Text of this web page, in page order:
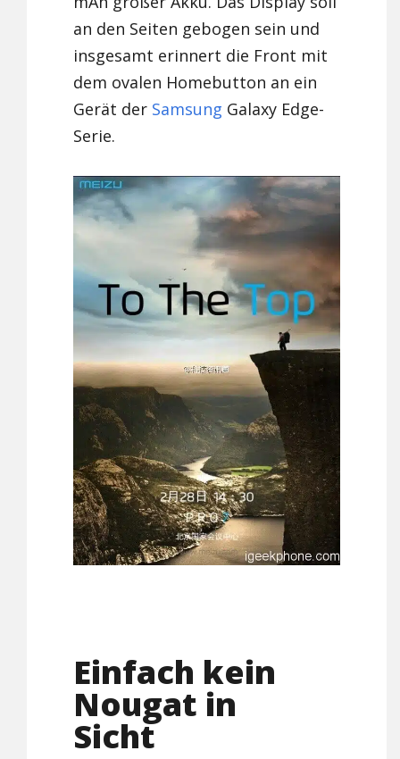
an den Seiten gebogen sein und
insgesamt erinnert die Front mit
dem ovalen Homebutton an ein
Gerät der Samsung Galaxy Edge-
Serie.
Einfach kein
Nougat in
Sicht